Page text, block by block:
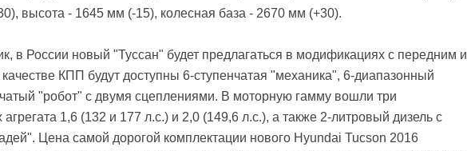
высота - 1645 мм (-15), колесная база - 2670 мм (+30).
в России новый "Туссан" будет предлагаться в модификациях с передним и
КПП будут доступны 6-ступенчатая "механика", 6-диапазонный
"робот" с двумя сцеплениями. В моторную гамму вошли три
1,6 (132 и 177 л.с.) и 2,0 (149,6 л.с.), а также 2-литровый дизель с
Цена самой дорогой комплектации нового Hyundai Tucson 2016